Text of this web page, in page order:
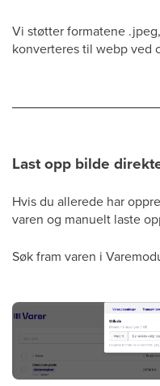
Vi støtter formatene
konverteres til webp ved
Last opp bilde
Hvis du allerede har
varen og manuelt laste
Søk fram varen i